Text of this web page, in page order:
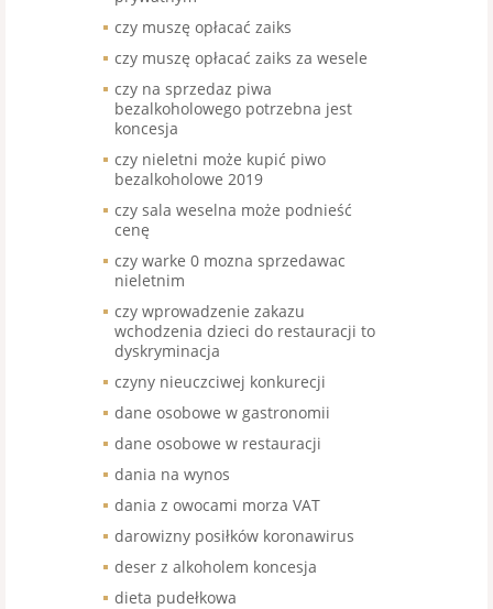
czy muszę opłacać zaiks
czy muszę opłacać zaiks za wesele
czy na sprzedaz piwa
bezalkoholowego potrzebna jest
koncesja
czy nieletni może kupić piwo
bezalkoholowe 2019
czy sala weselna może podnieść
cenę
czy warke 0 mozna sprzedawac
nieletnim
czy wprowadzenie zakazu
wchodzenia dzieci do restauracji to
dyskryminacja
czyny nieuczciwej konkurecji
dane osobowe w gastronomii
dane osobowe w restauracji
dania na wynos
dania z owocami morza VAT
darowizny posiłków koronawirus
deser z alkoholem koncesja
dieta pudełkowa